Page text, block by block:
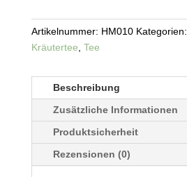
Artikelnummer: HM010 Kategorien:
Kräutertee Tee
Beschreibung
Zusätzliche Informationen
Produktsicherheit
Rezensionen (0)